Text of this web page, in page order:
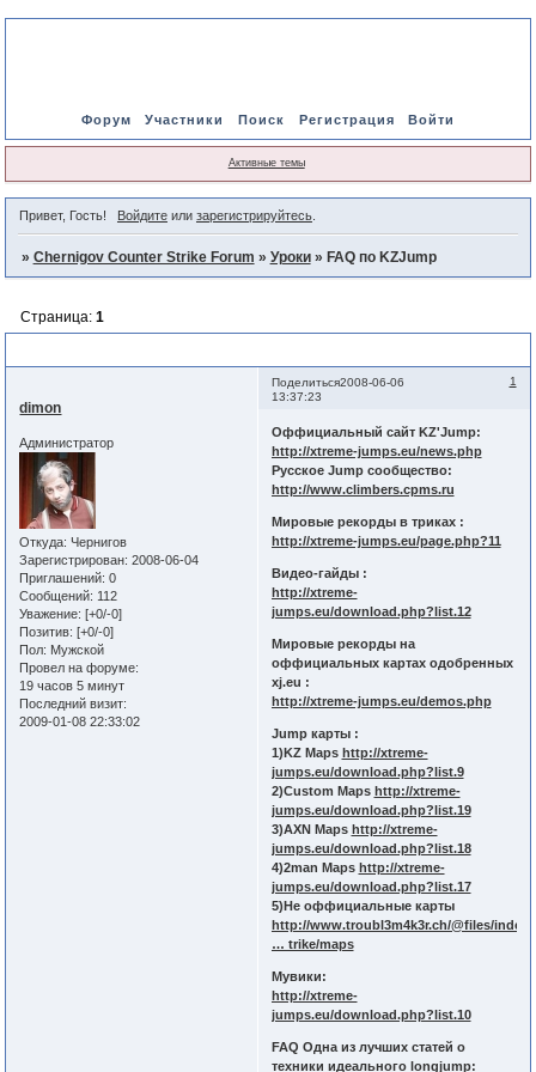
Форум Участники Поиск Регистрация Войти
Активные темы
Привет, Гость! Войдитеили зарегистрируйтесь.
» Chernigov Counter Strike Forum » Уроки » FAQ по KZJump
Страница: 1
Поделиться 1
2008-06-06
13:37:23
dimon
Администратор
Откуда: Чернигов
Зарегистрирован: 2008-06-04
Приглашений: 0
Сообщений: 112
Уважение: [+0/-0]
Позитив: [+0/-0]
Пол: Мужской
Провел на форуме:
19 часов 5 минут
Последний визит:
2009-01-08 22:33:02
Оффициальный сайт KZ'Jump:
http://xtreme-jumps.eu/news.php
Русское Jump сообщество:
http://www.climbers.cpms.ru
Мировые рекорды в триках :
http://xtreme-jumps.eu/page.php?11
Видео-гайды :
http://xtreme-
jumps.eu/download.php?list.12
Мировые рекорды на
оффициальных картах одобренных
xj.eu :
http://xtreme-jumps.eu/demos.php
Jump карты :
1)KZ Maps http://xtreme-
jumps.eu/download.php?list.9
2)Custom Maps http://xtreme-
jumps.eu/download.php?list.19
3)AXN Maps http://xtreme-
jumps.eu/download.php?list.18
4)2man Maps http://xtreme-
jumps.eu/download.php?list.17
5)Не оффициальные карты
http://www.troubl3m4k3r.ch/@files/index
… trike/maps
Мувики:
http://xtreme-
jumps.eu/download.php?list.10
FAQ Одна из лучших статей о
техники идеального longjump: